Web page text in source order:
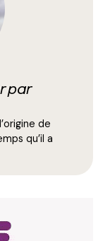
par
de
qu’il a